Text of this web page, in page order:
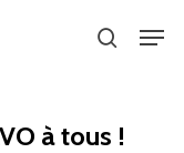
search
à tous !